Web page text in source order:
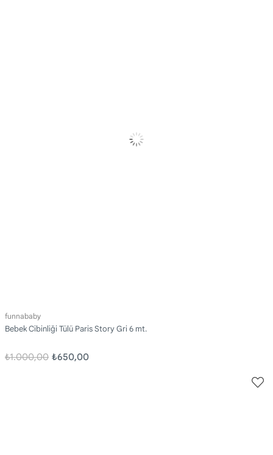
funnababy
Bebek Cibinliği Tülü Paris Story Gri 6 mt.
₺650,00
₺1.000,00